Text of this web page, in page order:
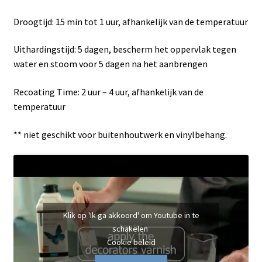
Droogtijd: 15 min tot 1 uur, afhankelijk van de temperatuur
Uithardingstijd: 5 dagen, bescherm het oppervlak tegen
water en stoom voor 5 dagen na het aanbrengen
Recoating Time: 2 uur – 4 uur, afhankelijk van de
temperatuur
** niet geschikt voor buitenhoutwerk en vinylbehang.
Klik op 'Ik ga akkoord' om Youtube in te
schakelen
Cookie beleid